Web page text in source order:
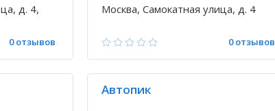
д. 4,
0 отзывов
Москва, Самокатная улица, д. 4
0 отзывов
Автопик